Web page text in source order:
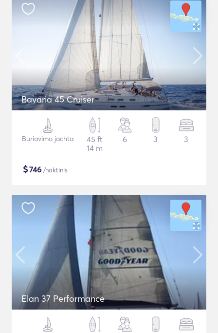
Bavaria 45 Cruiser
Buriavimo jachta
45 ft
14 m
6 3 3
$746 /naktinis
Elan 37 Performance